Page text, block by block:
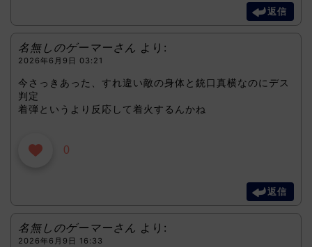
返信
名無しのゲーマーさん より:
2026年6月9日 03:21
今さっきあった、すれ違い敵の身体と銃口真横なのにデス
判定
着弾というより反応して着火するんかね
0
返信
名無しのゲーマーさん より:
2026年6月9日 16:33